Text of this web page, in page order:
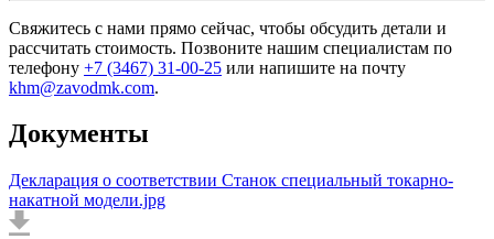
Свяжитесь с нами прямо сейчас, чтобы обсудить детали и
рассчитать стоимость. Позвоните нашим специалистам по
телефону +7 (3467) 31-00-25 или напишите на почту
khm@zavodmk.com.
Документы
Декларация о соответствии Станок специальный токарно-
накатной модели.jpg